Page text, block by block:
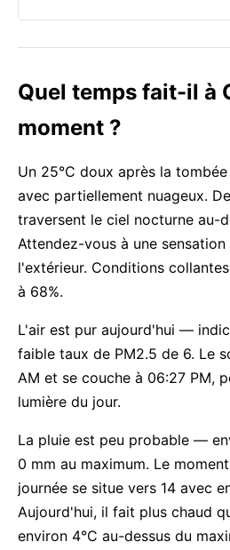
Quel temps fait-il à
moment ?
Un 25°C doux après la
avec partiellement nuageux.
traversent le ciel nocturne au-
Attendez-vous à une
l'extérieur. Conditions
à 68%.
L'air est pur aujourd'hui —
faible taux de PM2.5 de 6. Le
AM et se couche à 06:27 PM,
lumière du jour.
La pluie est peu probable —
0 mm au maximum. Le
journée se situe vers 14 avec
Aujourd'hui, il fait plus chaud
environ 4°C au-dessus du